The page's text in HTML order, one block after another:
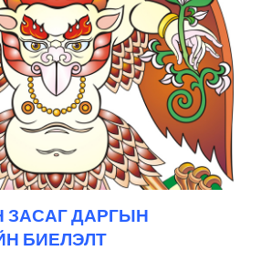
ЗАСАГ ДАРГЫН
БИЕЛЭЛТ